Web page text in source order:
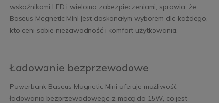
wskaźnikami LED i wieloma zabezpieczeniami, sprawia, że
Baseus Magnetic Mini jest doskonałym wyborem dla każdego,
kto ceni sobie niezawodność i komfort użytkowania.
Ładowanie bezprzewodowe
Powerbank Baseus Magnetic Mini oferuje możliwość
ładowania bezprzewodowego z mocą do 15W, co jest